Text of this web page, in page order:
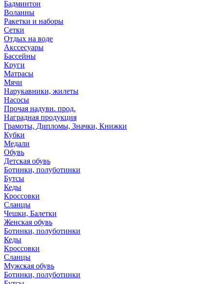
Бадминтон
Воланны
Ракетки и наборы
Сетки
Отдых на воде
Акссесуары
Бассейны
Круги
Матрасы
Мячи
Нарукавники, жилеты
Насосы
Прочая надувн. прод.
Наградная продукция
Грамоты, Дипломы, Значки, Книжки
Кубки
Медали
Обувь
Детская обувь
Ботинки, полуботинки
Бутсы
Кеды
Кроссовки
Сланцы
Чешки, Балетки
Женская обувь
Ботинки, полуботинки
Кеды
Кроссовки
Сланцы
Мужская обувь
Ботинки, полуботинки